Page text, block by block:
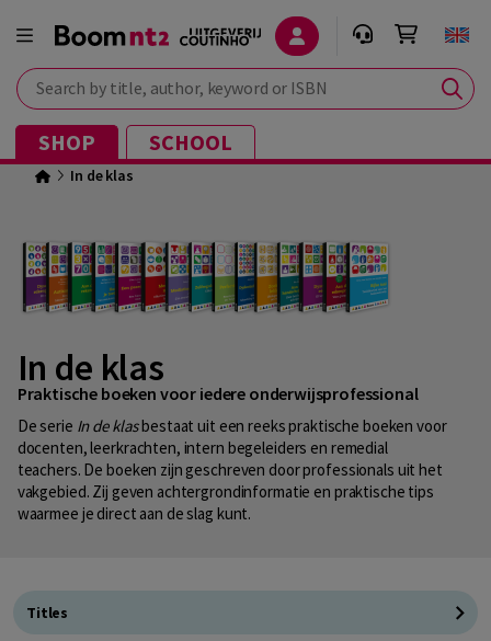
Search by title, author, keyword or ISBN
SHOP SCHOOL
In de klas
In de klas
Praktische boeken voor iedere onderwijsprofessional
De serie In de klasbestaat uit een reeks praktische boeken voor
docenten, leerkrachten, intern begeleiders en remedial
teachers. De boeken zijn geschreven door professionals uit het
vakgebied. Zij geven achtergrondinformatie en praktische tips
waarmee je direct aan de slag kunt.
Titles